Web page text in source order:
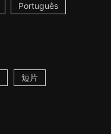
Português
短片